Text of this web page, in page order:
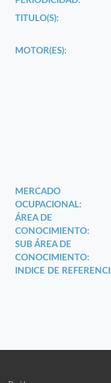
TITULO(S):
MOTOR(ES):
MERCADO
OCUPACIONAL:
ÁREA DE
CONOCIMIENTO:
SUB ÁREA DE
CONOCIMIENTO:
INDICE DE